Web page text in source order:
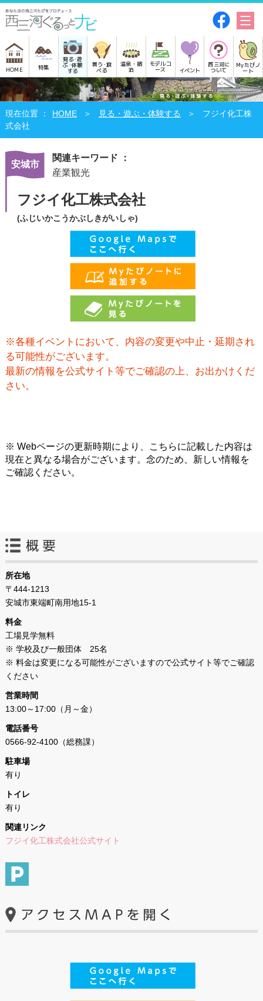
HOME 特集
見る･遊
ぶ･体験
する
買う･食
べる
温泉・宿
泊
モデルコ
ース イベント
西三河に
ついて
Myたびノ
ート
HOME 見る・遊ぶ・体験する
フジイ化工株
式会社
安城市
関連キーワード ：
産業観光
フジイ化工株式会社
(ふじいかこうかぶしきがいしゃ)
※各種イベントにおいて、内容の変更や中止・延期され
る可能性がございます。
最新の情報を公式サイト等でご確認の上、お出かけくだ
さい。
※ Webページの更新時期により、こちらに記載した内容は
現在と異なる場合がございます。念のため、新しい情報を
ご確認ください。
所在地
〒444-1213
安城市東端町南用地15-1
料金
工場見学無料
※ 学校及び一般団体 25名
※ 料金は変更になる可能性がございますので公式サイト等でご確認
ください
営業時間
13:00～17:00（月～金）
電話番号
0566-92-4100（総務課）
駐車場
有り
トイレ
有り
関連リンク
フジイ化工株式会社公式サイト